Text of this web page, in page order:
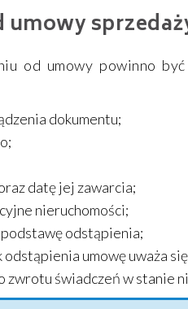
umowy
od umowy powinno
dokumentu;
datę jej zawarcia;
nieruchomości;
odstąpienia;
umowę uważa
zwrotu świadczeń w stanie